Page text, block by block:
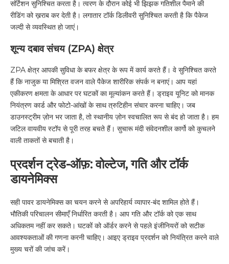
सॉर्टेशन सुनिश्चित करता है। त्वरण के दौरान कोई भी झिझक गतिशील पैमाने की
रीडिंग को ख़राब कर देती है। लगातार टॉर्क डिलीवरी सुनिश्चित करती है कि पैकेज
जल्दी से व्यवस्थित हो जाएं।
शून्य दबाव संचय (ZPA) क्षेत्र
ZPA क्षेत्र आपकी सुविधा के बफर क्षेत्र के रूप में कार्य करते हैं। वे सुनिश्चित करते
हैं कि नाजुक या मिश्रित वजन वाले पैकेज शारीरिक संपर्क न बनाएं। आप यहां
एकीकरण क्षमता के आधार पर घटकों का मूल्यांकन करते हैं। ड्राइव यूनिट को मानक
नियंत्रण कार्ड और फोटो-आंखों के साथ त्रुटिहीन संचार करना चाहिए। जब
डाउनस्ट्रीम ज़ोन भर जाता है, तो स्थानीय ज़ोन स्वचालित रूप से बंद हो जाता है। हम
जटिल वायवीय स्टॉप से ​​​​पूरी तरह बचते हैं। सुचारू मंदी संवेदनशील कार्गो को कुचलने
वाली ताकतों से बचाती है।
प्रदर्शन ट्रेड-ऑफ़: वोल्टेज, गति और टॉर्क
डायनेमिक्स
सही पावर डायनेमिक्स का चयन करने से अपरिहार्य व्यापार-बंद शामिल होते हैं।
भौतिकी परिचालन सीमाएँ निर्धारित करती है। आप गति और टॉर्क को एक साथ
अधिकतम नहीं कर सकते। घटकों को ऑर्डर करने से पहले इंजीनियरों को सटीक
आवश्यकताओं की गणना करनी चाहिए। आइए ड्राइव प्रदर्शन को नियंत्रित करने वाले
मुख्य चरों की जांच करें।